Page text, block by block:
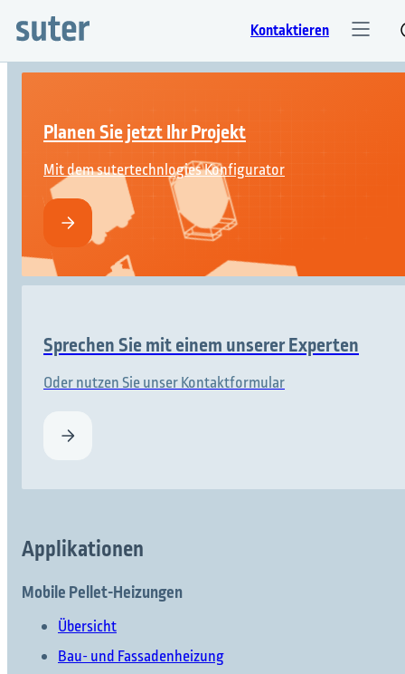
Kontaktieren
Planen Sie jetzt Ihr Projekt
Mit dem sutertechnlogies Konfigurator
Sprechen Sie mit einem unserer Experten
Oder nutzen Sie unser Kontaktformular
Applikationen
Mobile Pellet-Heizungen
Übersicht
Bau- und Fassadenheizung